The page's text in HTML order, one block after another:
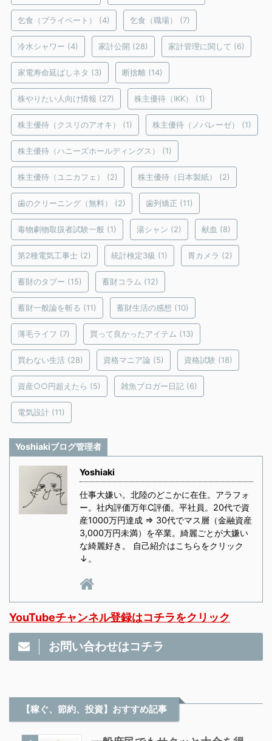
乞食（プライベート） (4) 乞食（職場） (7)
冷水シャワー (4) 家計公開 (28) 家計管理に関して (6)
家電寿命延ばしネタ (3) 断捨離 (14)
株やりたい人向け情報 (27) 株主優待（IKK） (1)
株主優待（クスリのアオキ） (1) 株主優待（ノバレーゼ） (1)
株主優待（ハニーズホールディングス） (1)
株主優待（ユニカフェ） (2) 株主優待（日本製紙） (2)
歯のクリーニング（無料） (2) 歯列矯正 (11)
毒物劇物取扱者試験一般 (1) 湯シャン (2) 献血 (8)
第2種電気工事士 (2) 統計検定3級 (1) 胃カメラ (2)
蓄財のタブー (15) 蓄財コラム (12)
蓄財一般論を斬る (11) 蓄財生活の感想 (10)
薄毛ライフ (7) 買って良かったアイテム (13)
買わない生活 (28) 資格マニア論 (5) 資格試験 (18)
資産○○円超えたら (5) 雑魚ブロガー日記 (6)
電気設計 (11)
Yoshiakiブログ管理者
Yoshiaki
仕事大嫌い。北陸のどこかに在住。アラフォ
ー。社内評価万年C評価。平社員。20代で資
産1000万円達成 ⇒ 30代でマス層（金融資産
3,000万円未満）を卒業。綺麗ごとが大嫌い
な綺麗好き。 自己紹介はこちらをクリック
↓。
YouTubeチャンネル登録はコチラをクリック
お問い合わせはコチラ
【稼ぐ、節約、投資】おすすめ記事